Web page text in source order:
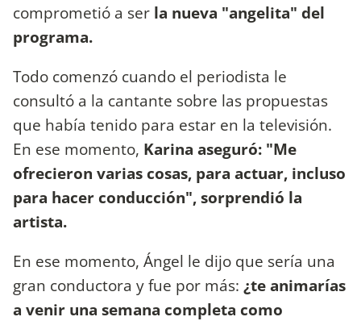
comprometió a ser la nueva "angelita" del
programa.
Todo comenzó cuando el periodista le
consultó a la cantante sobre las propuestas
que había tenido para estar en la televisión.
En ese momento, Karina aseguró: "Me
ofrecieron varias cosas, para actuar, incluso
para hacer conducción", sorprendió la
artista.
En ese momento, Ángel le dijo que sería una
gran conductora y fue por más: ¿te animarías
a venir una semana completa como